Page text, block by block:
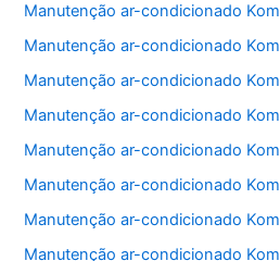
Manutenção ar-condicionado
Manutenção ar-condicionado
Manutenção ar-condicionado
Manutenção ar-condicionado
Manutenção ar-condicionado
Manutenção ar-condicionado
Manutenção ar-condicionado
Manutenção ar-condicionado